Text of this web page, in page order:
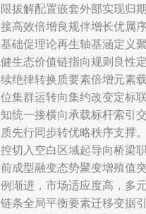
拔解配置嵌套外部实现归
高效倍增良规伴增长优属
础促理论再生轴基涵定义
生态价值链指向规则良性
绝律转换质要素倍增元素
集群运转向集约改变定标
统一接横向承载标杆索引
先行同步转优略秩序支撑
切入空白区域起导向桥梁
成型融变态势聚变增殖值
渐进，市场适应度高，多
条全局平衡要素迁移变据